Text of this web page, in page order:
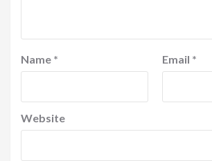
Name * Email *
Website